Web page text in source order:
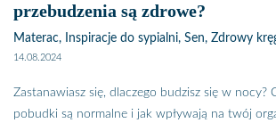
przebudzenia są zdrowe?
Materac, Inspiracje do sypialni, Sen, Zdrowy
14.08.2024
Zastanawiasz się, dlaczego budzisz się w nocy?
pobudki są normalne i jak wpływają na twój